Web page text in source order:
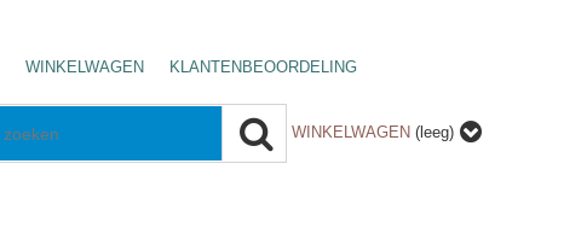
WINKELWAGEN
KLANTENBEOORDELING
WINKELWAGEN (leeg)